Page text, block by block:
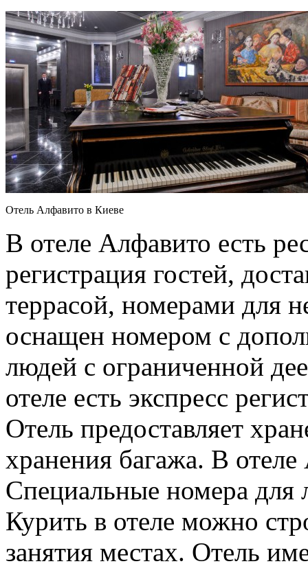
Отель Алфавито в Киеве
В отеле Алфавито есть
регистрация гостей,
террасой, номерами для
оснащен номером с
людей с ограниченной
отеле есть экспресс
Отель предоставляет
хранения багажа. В
Специальные номера для
Курить в отеле можно
занятия местах. Отель